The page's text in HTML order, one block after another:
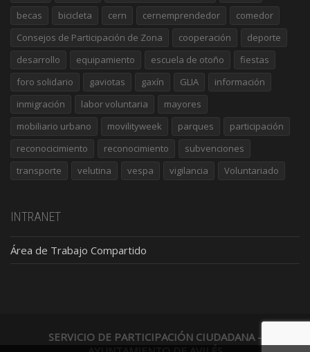
becas
bicicleta cern cernemprendedor
comedor
Consejos de Participación de Zona
cooperación
deporte
desarrollo
equipamiento escuela de otoño
fiestas
foro solidario
gaviotas gaxín GLIA
información
inmigración
labor voluntaria
mayores
mobiliario urbano
movilityweek parques
participación
reconocicimiento
reconocimiento
subvenciones
transporte
velutina vespa vigilancia Voluntariado
INTRANET
Área de Trabajo Compartido
SERVICIO DE PARTICIPACIÓN CIUDADANA -